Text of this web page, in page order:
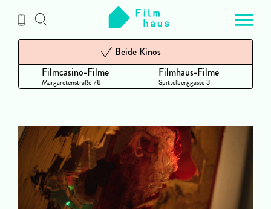
Inhalt
Filmcasino-Filme
Margaretenstraße 78
Beide Kinos
Filmhaus-Filme
Spittelberggasse 3